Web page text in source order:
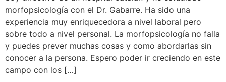
morfopsicología con el Dr. Gabarre. Ha sido una
experiencia muy enriquecedora a nivel laboral pero
sobre todo a nivel personal. La morfopsicología no falla
y puedes prever muchas cosas y como abordarlas sin
conocer a la persona. Espero poder ir creciendo en este
campo con los […]